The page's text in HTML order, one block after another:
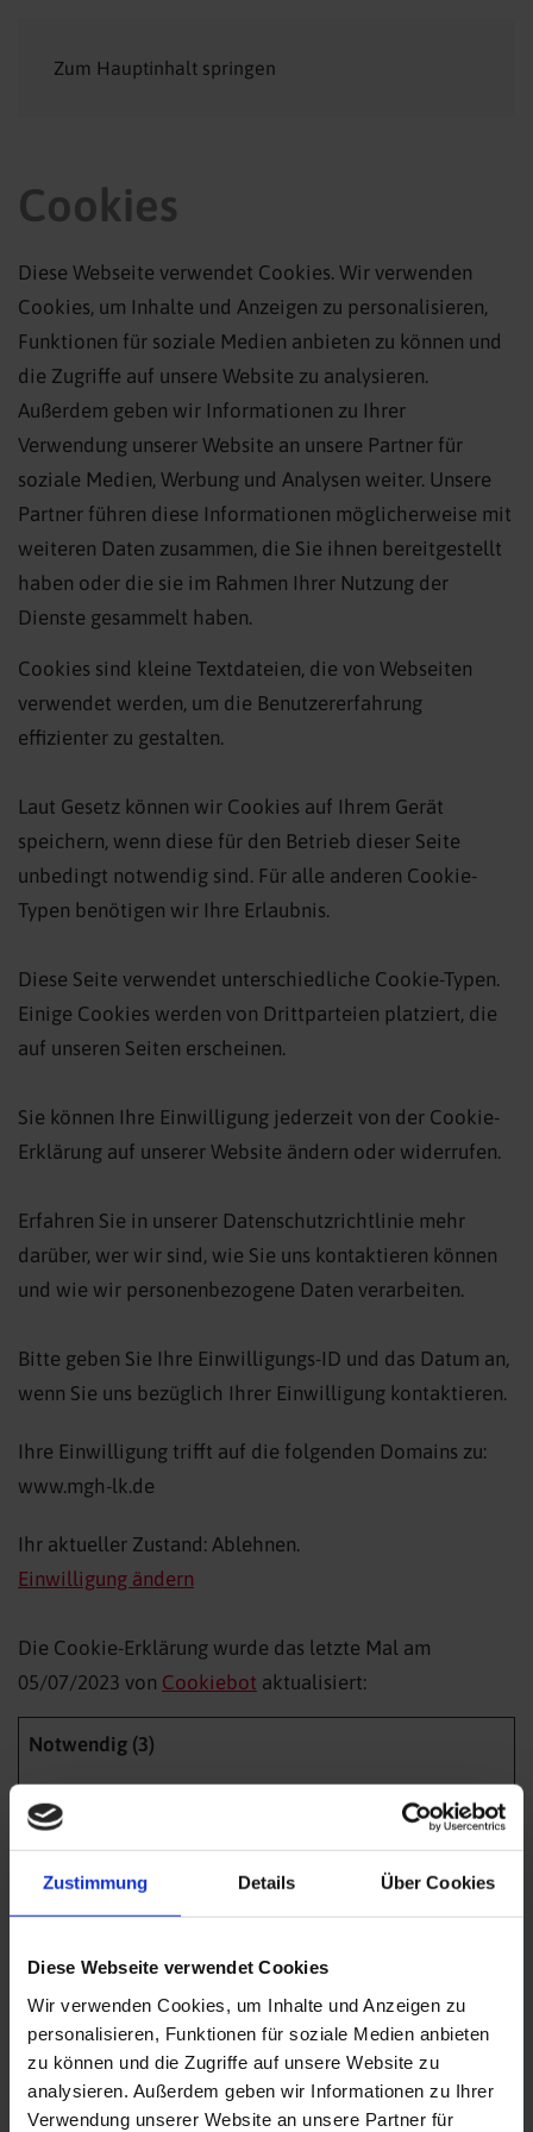
Zustimmung Details Über Cookies
Diese Webseite verwendet Cookies
Wir verwenden Cookies, um Inhalte und Anzeigen zu
personalisieren, Funktionen für soziale Medien anbieten
zu können und die Zugriffe auf unsere Website zu
analysieren. Außerdem geben wir Informationen zu Ihrer
Verwendung unserer Website an unsere Partner für
Zum Hauptinhalt springen
Cookies
Diese Webseite verwendet Cookies. Wir verwenden
Cookies, um Inhalte und Anzeigen zu personalisieren,
Funktionen für soziale Medien anbieten zu können und
die Zugriffe auf unsere Website zu analysieren.
Außerdem geben wir Informationen zu Ihrer
Verwendung unserer Website an unsere Partner für
soziale Medien, Werbung und Analysen weiter. Unsere
Partner führen diese Informationen möglicherweise mit
weiteren Daten zusammen, die Sie ihnen bereitgestellt
haben oder die sie im Rahmen Ihrer Nutzung der
Dienste gesammelt haben.
Cookies sind kleine Textdateien, die von Webseiten
verwendet werden, um die Benutzererfahrung
effizienter zu gestalten.
Laut Gesetz können wir Cookies auf Ihrem Gerät
speichern, wenn diese für den Betrieb dieser Seite
unbedingt notwendig sind. Für alle anderen Cookie-
Typen benötigen wir Ihre Erlaubnis.
Diese Seite verwendet unterschiedliche Cookie-Typen.
Einige Cookies werden von Drittparteien platziert, die
auf unseren Seiten erscheinen.
Sie können Ihre Einwilligung jederzeit von der Cookie-
Erklärung auf unserer Website ändern oder widerrufen.
Erfahren Sie in unserer Datenschutzrichtlinie mehr
darüber, wer wir sind, wie Sie uns kontaktieren können
und wie wir personenbezogene Daten verarbeiten.
Bitte geben Sie Ihre Einwilligungs-ID und das Datum an,
wenn Sie uns bezüglich Ihrer Einwilligung kontaktieren.
Ihre Einwilligung trifft auf die folgenden Domains zu:
www.mgh-lk.de
Ihr aktueller Zustand: Ablehnen.
Einwilligung ändern
Die Cookie-Erklärung wurde das letzte Mal am
05/07/2023 von Cookiebot aktualisiert:
Notwendig (3)
Notwendige Cookies helfen dabei, eine Webseite
nutzbar zu machen, indem sie Grundfunktionen wie
Seitennavigation und Zugriff auf sichere Bereiche der
Name Anbieter Zweck
Maximale
CookieCo
nsent
Cookiebot
Speichert den
Zustimmungsstatus
1 Jahr